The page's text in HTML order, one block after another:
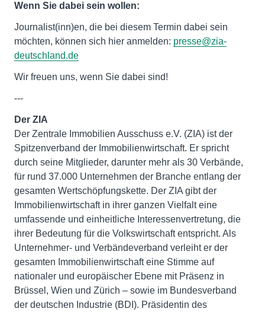
Wenn Sie dabei sein wollen:
Journalist(inn)en, die bei diesem Termin dabei sein
möchten, können sich hier anmelden: presse@zia-
deutschland.de
Wir freuen uns, wenn Sie dabei sind!
---
Der ZIA
Der Zentrale Immobilien Ausschuss e.V. (ZIA) ist der
Spitzenverband der Immobilienwirtschaft. Er spricht
durch seine Mitglieder, darunter mehr als 30 Verbände,
für rund 37.000 Unternehmen der Branche entlang der
gesamten Wertschöpfungskette. Der ZIA gibt der
Immobilienwirtschaft in ihrer ganzen Vielfalt eine
umfassende und einheitliche Interessenvertretung, die
ihrer Bedeutung für die Volkswirtschaft entspricht. Als
Unternehmer- und Verbändeverband verleiht er der
gesamten Immobilienwirtschaft eine Stimme auf
nationaler und europäischer Ebene mit Präsenz in
Brüssel, Wien und Zürich – sowie im Bundesverband
der deutschen Industrie (BDI). Präsidentin des